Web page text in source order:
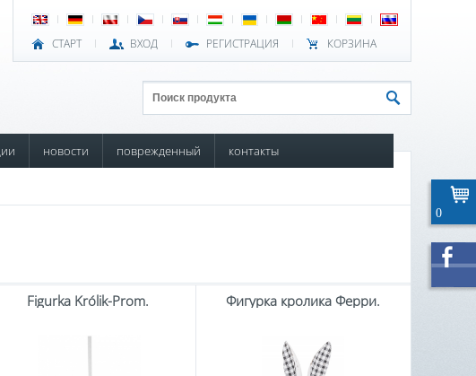
СТАРТ ВХОД РЕГИСТРАЦИЯ КОРЗИНА
новости поврежденный контакты
Figurka Królik-Prom. Фигурка кролика Ферри.
0